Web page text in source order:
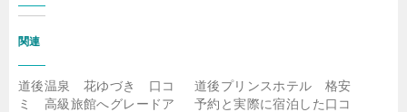
関連
道後温泉 花ゆづき 口コ
ミ 高級旅館へグレードア
道後プリンスホテル 格安
予約と実際に宿泊した口コ